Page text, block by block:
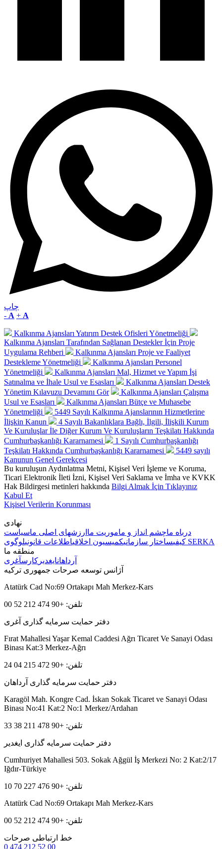
چاپ
- A + A
Kalkınma Ajansları Yatırım Destek Ofisleri Yönetmeliği
Kalkınma Ajansları Tarafından Sağlanan Destekler İçin Proje
Uygulama Rehberi
Kalkınma Ajansları Proje ve Faaliyet
Destekleme Yönetmeliği
Kalkınma Ajansları Personel
Yönetmeliği
Kalkınma Ajansları Mal, Hizmet ve Yapım İşi
Satınalma ve İhale Usul ve Esasları
Kalkınma Ajansları Destek
Yönetim Kılavuzu Devamını Gör
Kalkınma Ajansları Çalışma
Usul ve Esasları
Kalkınma Ajansları Bütçe ve Muhasebe
Yönetmeliği
5449 Sayılı Kalkınma Ajanslarının Hizmetlerine
İlişkin Kanun
4 Sayılı Bakanlıklara Bağlı, İlgili, İlişkili Kurum
Ve Kuruluşlar İle Diğer Kurum Ve Kuruluşların Teşkilatı Hakkında
Cumhurbaşkanlığı Kararnamesi
1 Sayılı Cumhurbaşkanlığı
Teşkilatı Hakkında Cumhurbaşkanlığı Kararnamesi
5449 sayılı
Kanunun Genel Gerekçesi
Bu kuruluşun Aydınlatma Metni, Kişisel Veri İşleme ve Koruma,
Ticari Elektronik İleti İzni, Kişisel Veri Saklama ve İmha ve KVKK
Hak Bildirgesi metinleri hakkında Bilgi Almak İçin Tıklayınız
Kabul Et
Kişisel Verilerin Korunması
نهادی
درباه ماچشم انداز و ماموریت ما ارزشهای اصلی ماسیاست
کیفیساختار سازمانیکمیسیون اخلاقیاطلاعات قانونی
لوگوی SERKA
منطقه ما
آرداهانایغدیر کارسآغری
آژانس توسعه صرحات جمهوری ترکیه
Atatürk Cad No:69 Ortakapı Mah Merkez-Kars
تلفن: +90 474 212 52 00
دفتر حمایت سرمایه گذاری آغری
Fırat Mahallesi Yaşar Kemal Caddesi Ağrı Ticaret Ve Sanayi Odası
Binası Kat:3 Merkez-Ağrı
تلفن: +90 472 215 04 24
دفتر حمایت سرمایه گذاری آرداهان
Karagöl Mah. Kongre Cad. İskan Sokak Ticaret ve Sanayi Odası
Binası No:41 Kat:2 No:1 Merkez/Ardahan
تلفن: +90 478 211 38 33
دفتر حمایت سرمایه گذاری ایغدیر
Cumhuriyet Mahallesi 503. Sokak Ağgül İş Merkezi No: 2 Kat:2/17
Iğdır-Türkiye
تلفن: +90 476 227 70 10
Atatürk Cad No:69 Ortakapı Mah Merkez-Kars
تلفن: +90 474 212 52 00
خط ارتباطی صرحات
0 474 212 52 00